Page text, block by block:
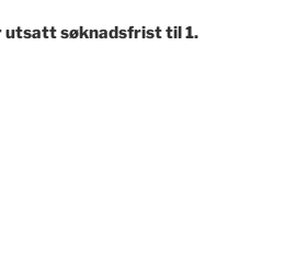
utsatt søknadsfrist til 1.